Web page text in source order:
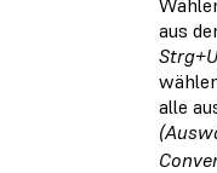
aus
alle